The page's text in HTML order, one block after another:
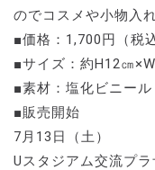
のでコスメや小物入
■価格：1,700円（税込
■サイズ：約H12㎝
■素材：塩化ビニール
■販売開始
7月13日（土）
Uスタジアム交流プラ